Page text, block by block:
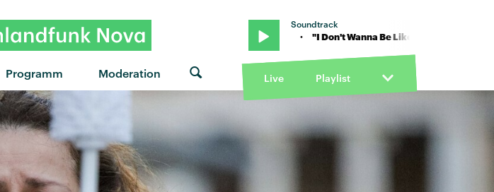
Programm Moderation
Soundtrack
"I Don't Wanna Be Like This" von Ray Novacane · "I Don't Wanna Be Like This" von Ray Novacane · "I
Live Playlist